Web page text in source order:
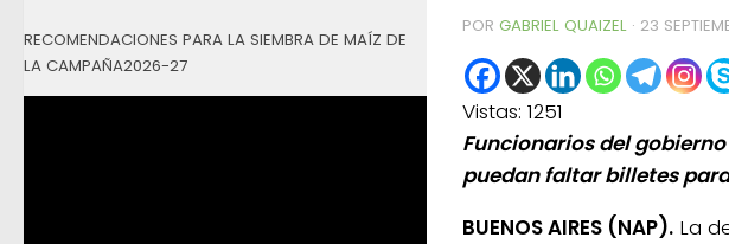
POR GABRIEL QUAIZEL · 23
Vistas: 1251
Funcionarios del
puedan faltar billetes
BUENOS AIRES (NAP). La
RECOMENDACIONES PARA LA SIEMBRA DE MAÍZ DE
LA CAMPAÑA2026-27